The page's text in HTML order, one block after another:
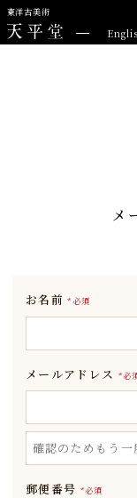
東洋古美術
メ
お名前 *必須
メールアドレス *必
郵便番号 *必須